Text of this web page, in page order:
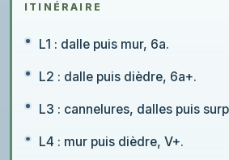
ITINÉRAIRE
L1 : dalle puis mur, 6a.
L2 : dalle puis dièdre, 6a+.
L3 : cannelures, dalles puis
L4 : mur puis dièdre, V+.